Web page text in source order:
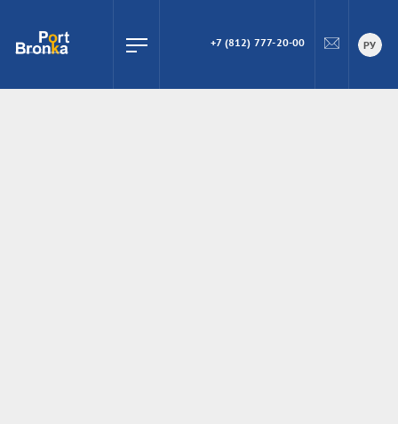
ПОИСК
+7 (812) 777-20-00 РУ